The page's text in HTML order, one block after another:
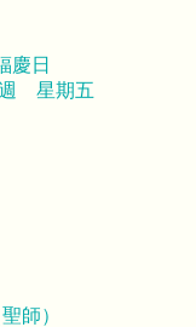
慶日
星期五
師）